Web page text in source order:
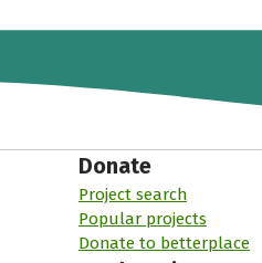
Donate
Project search
Popular projects
Donate to betterplace